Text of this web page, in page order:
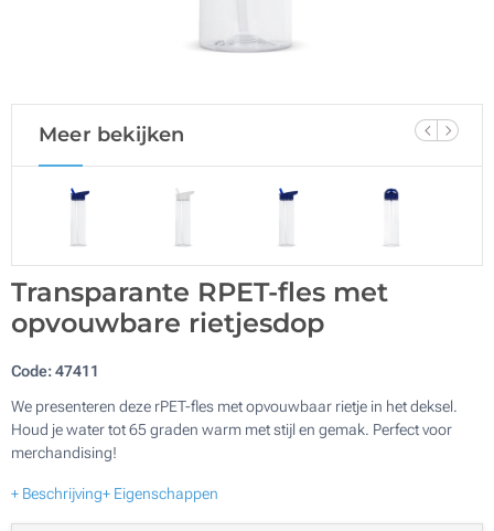
Meer bekijken
Transparante RPET-fles met
opvouwbare rietjesdop
Code:47411
We presenteren deze rPET-fles met opvouwbaar rietje in het deksel.
Houd je water tot 65 graden warm met stijl en gemak. Perfect voor
merchandising!
+ Beschrijving+ Eigenschappen